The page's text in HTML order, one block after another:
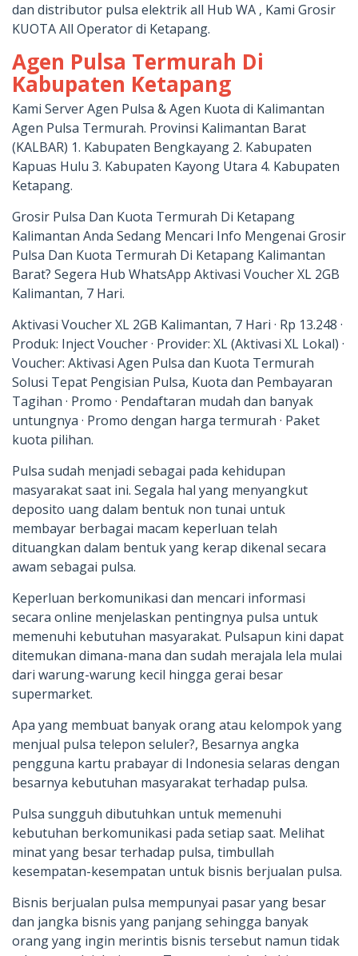
dan distributor pulsa elektrik all Hub WA , Kami Grosir
KUOTA All Operator di Ketapang.
Agen Pulsa Termurah Di
Kabupaten Ketapang
Kami Server Agen Pulsa & Agen Kuota di Kalimantan
Agen Pulsa Termurah. Provinsi Kalimantan Barat
(KALBAR) 1. Kabupaten Bengkayang 2. Kabupaten
Kapuas Hulu 3. Kabupaten Kayong Utara 4. Kabupaten
Ketapang.
Grosir Pulsa Dan Kuota Termurah Di Ketapang
Kalimantan Anda Sedang Mencari Info Mengenai Grosir
Pulsa Dan Kuota Termurah Di Ketapang Kalimantan
Barat? Segera Hub WhatsApp Aktivasi Voucher XL 2GB
Kalimantan, 7 Hari.
Aktivasi Voucher XL 2GB Kalimantan, 7 Hari · Rp 13.248 ·
Produk: Inject Voucher · Provider: XL (Aktivasi XL Lokal) ·
Voucher: Aktivasi Agen Pulsa dan Kuota Termurah
Solusi Tepat Pengisian Pulsa, Kuota dan Pembayaran
Tagihan · Promo · Pendaftaran mudah dan banyak
untungnya · Promo dengan harga termurah · Paket
kuota pilihan.
Pulsa sudah menjadi sebagai pada kehidupan
masyarakat saat ini. Segala hal yang menyangkut
deposito uang dalam bentuk non tunai untuk
membayar berbagai macam keperluan telah
dituangkan dalam bentuk yang kerap dikenal secara
awam sebagai pulsa.
Keperluan berkomunikasi dan mencari informasi
secara online menjelaskan pentingnya pulsa untuk
memenuhi kebutuhan masyarakat. Pulsapun kini dapat
ditemukan dimana-mana dan sudah merajala lela mulai
dari warung-warung kecil hingga gerai besar
supermarket.
Apa yang membuat banyak orang atau kelompok yang
menjual pulsa telepon seluler?, Besarnya angka
pengguna kartu prabayar di Indonesia selaras dengan
besarnya kebutuhan masyarakat terhadap pulsa.
Pulsa sungguh dibutuhkan untuk memenuhi
kebutuhan berkomunikasi pada setiap saat. Melihat
minat yang besar terhadap pulsa, timbullah
kesempatan-kesempatan untuk bisnis berjualan pulsa.
Bisnis berjualan pulsa mempunyai pasar yang besar
dan jangka bisnis yang panjang sehingga banyak
orang yang ingin merintis bisnis tersebut namun tidak